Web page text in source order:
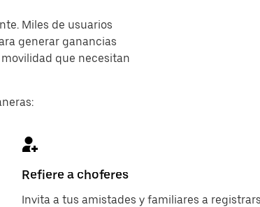
Miles de usuarios
generar ganancias
que necesitan
Refiere a choferes
Invita a tus amistades y familiares a